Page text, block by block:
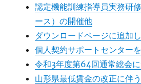
認定機能訓練指導員実務研
ース）の開催他
ダウンロードページに追加
個人契約サポートセンター
令和3年度第64回通常総会
山形県最低賃金の改正に伴